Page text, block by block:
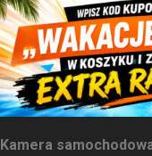
Kamera